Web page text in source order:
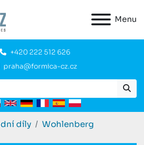
Menu
+420 222 512 626
praha@formica-cz.cz
díly
Wohlenberg